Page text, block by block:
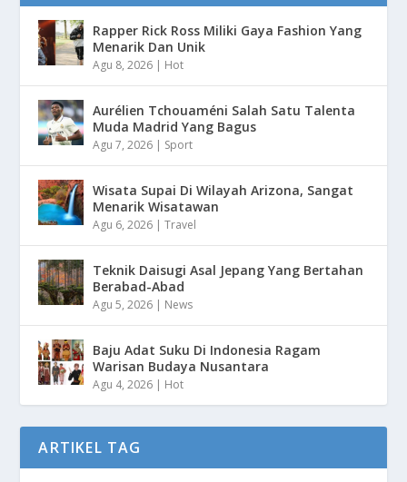
Rapper Rick Ross Miliki Gaya Fashion Yang
Menarik Dan Unik
Agu 8, 2026 | Hot
Aurélien Tchouaméni Salah Satu Talenta
Muda Madrid Yang Bagus
Agu 7, 2026 | Sport
Wisata Supai Di Wilayah Arizona, Sangat
Menarik Wisatawan
Agu 6, 2026 |Travel
Teknik Daisugi Asal Jepang Yang Bertahan
Berabad-Abad
Agu 5, 2026 | News
Baju Adat Suku Di Indonesia Ragam
Warisan Budaya Nusantara
Agu 4, 2026 | Hot
ARTIKEL TAG